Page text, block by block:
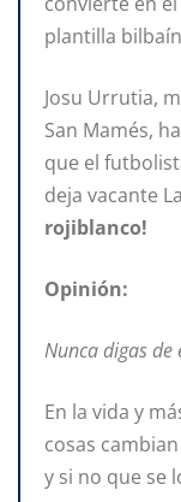
plantilla
Josu Urrutia,
San Mamés,
que el
deja vacante
rojiblanco!
Opinión:
Nunca digas de
En la vida y
cosas
y si no que se